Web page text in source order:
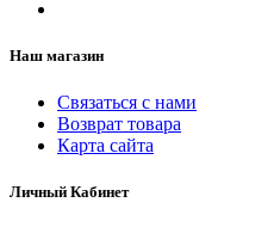
Наш магазин
Связаться с нами
Возврат товара
Карта сайта
Личный Кабинет